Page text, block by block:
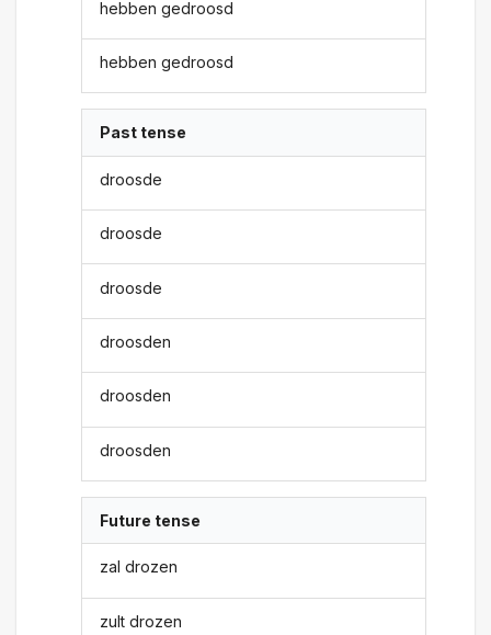
hebben gedroosd
hebben gedroosd
Past tense
droosde
droosde
droosde
droosden
droosden
droosden
Future tense
zal drozen
zult drozen